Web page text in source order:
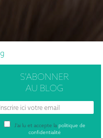
S’ABONNER
AU BLOG
J’ai lu et accepte la politique de
confidentialité